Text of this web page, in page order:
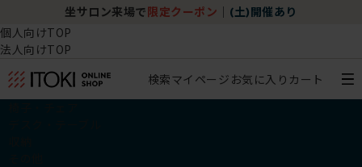
坐サロン来場で 限定クーポン (土)開催あり
個人向けTOP
法人向けTOP
検索マイページ お気に入り カート